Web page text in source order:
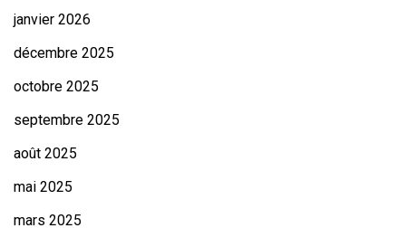
janvier 2026
décembre 2025
octobre 2025
septembre 2025
août 2025
mai 2025
mars 2025